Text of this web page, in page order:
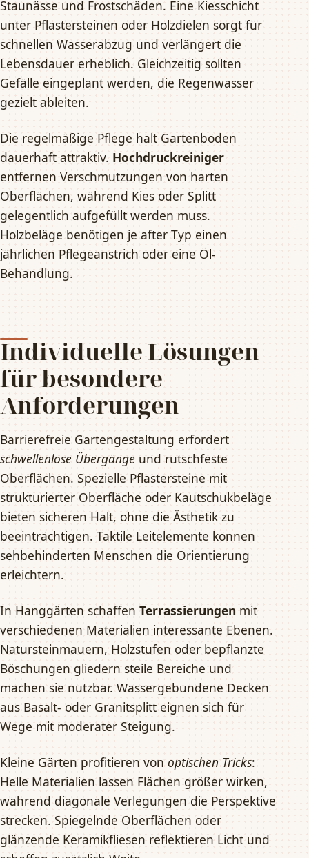
Staunässe und Frostschäden. Eine Kiesschicht
unter Pflastersteinen oder Holzdielen sorgt für
schnellen Wasserabzug und verlängert die
Lebensdauer erheblich. Gleichzeitig sollten
Gefälle eingeplant werden, die Regenwasser
gezielt ableiten.
Die regelmäßige Pflege hält Gartenböden
dauerhaft attraktiv. Hochdruckreiniger
entfernen Verschmutzungen von harten
Oberflächen, während Kies oder Splitt
gelegentlich aufgefüllt werden muss.
Holzbeläge benötigen je after Typ einen
jährlichen Pflegeanstrich oder eine Öl-
Behandlung.
Individuelle Lösungen
für besondere
Anforderungen
Barrierefreie Gartengestaltung erfordert
schwellenlose Übergänge und rutschfeste
Oberflächen. Spezielle Pflastersteine mit
strukturierter Oberfläche oder Kautschukbeläge
bieten sicheren Halt, ohne die Ästhetik zu
beeinträchtigen. Taktile Leitelemente können
sehbehinderten Menschen die Orientierung
erleichtern.
In Hanggärten schaffen Terrassierungen mit
verschiedenen Materialien interessante Ebenen.
Natursteinmauern, Holzstufen oder bepflanzte
Böschungen gliedern steile Bereiche und
machen sie nutzbar. Wassergebundene Decken
aus Basalt- oder Granitsplitt eignen sich für
Wege mit moderater Steigung.
Kleine Gärten profitieren von optischen Tricks:
Helle Materialien lassen Flächen größer wirken,
während diagonale Verlegungen die Perspektive
strecken. Spiegelnde Oberflächen oder
glänzende Keramikfliesen reflektieren Licht und